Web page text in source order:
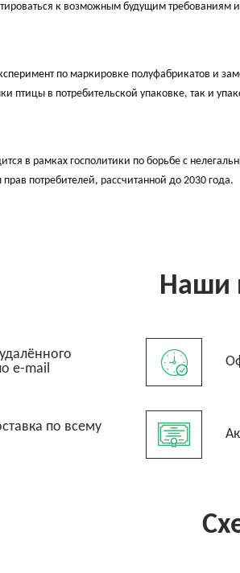
к возможным будущим требованиям
по маркировке полуфабрикатов и
птицы в потребительской упаковке, так и
в рамках госполитики по борьбе с
прав потребителей, рассчитанной до 2030 года.
Наши
e-mail
по всему